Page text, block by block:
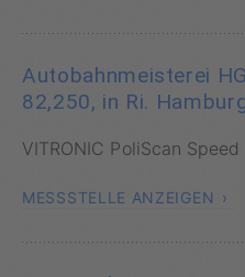
Autobahnmeisterei
82,250, in Ri.
VITRONIC PoliScan
MESSSTELLE ANZEIGEN